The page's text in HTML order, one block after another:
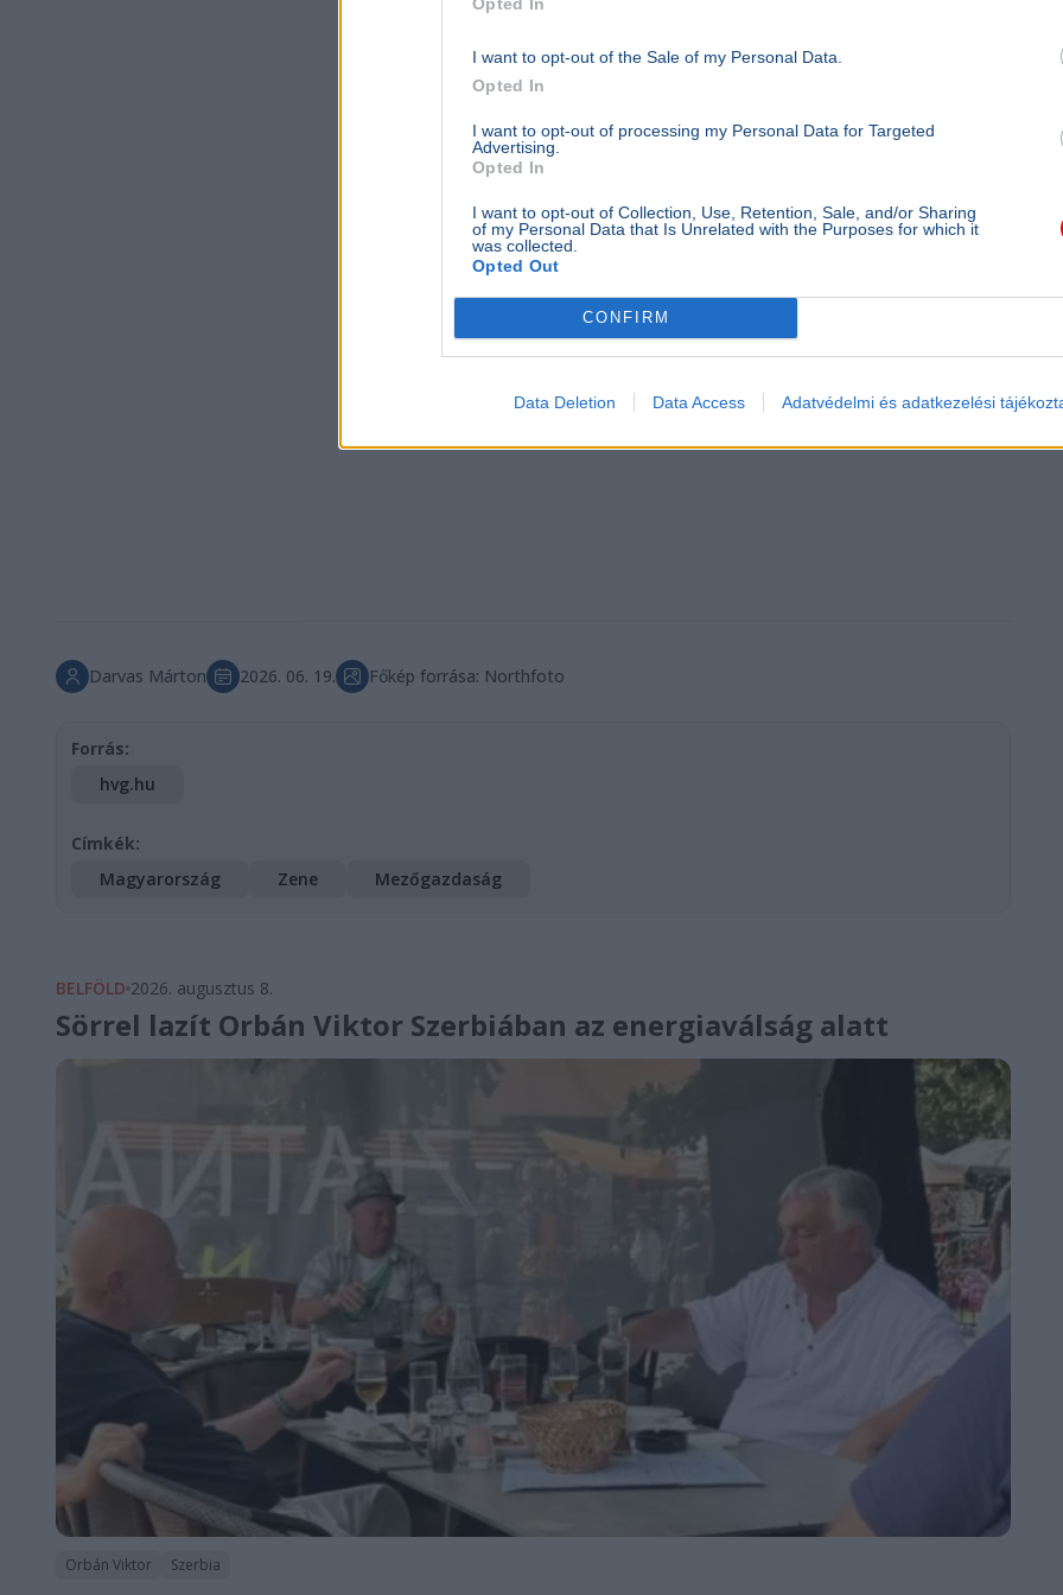
I want to opt-out of the Sale of my Personal Data.
Opted In
I want to opt-out of processing my Personal Data for Targeted
Advertising.
Opted In
I want to opt-out of Collection, Use, Retention, Sale, and/or Sharing
of my Personal Data that Is Unrelated with the Purposes for which it
was collected.
Opted Out
CONFIRM
Data Deletion Data Access Adatvédelmi és adatkezelési
Darvas Márton 2026. 06. 19. Főkép forrása: Northfoto
Forrás:
hvg.hu
Címkék:
Magyarország
Zene Mezőgazdaság
BELFÖLD 2026. augusztus 8.
Sörrel lazít Orbán Viktor Szerbiában az energiaválság alatt
Orbán Viktor Szerbia